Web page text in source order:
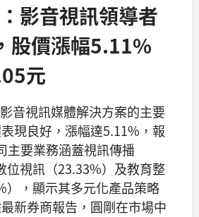
影音視訊領導者
股價漲幅5.11%
元
音視訊媒體解決方案的主要
現良好，漲幅達5.11%，報
主要業務涵蓋視訊傳播
位視訊（23.33%）及教育整
），顯示其多元化產品策略
新券商報告，圓剛在市場中